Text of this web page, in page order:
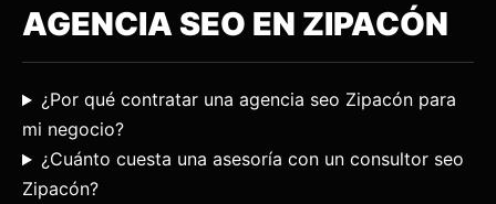
AGENCIA SEO EN ZIPACÓN
¿Por qué contratar una agencia seo Zipacón para
mi negocio?
¿Cuánto cuesta una asesoría con un consultor seo
Zipacón?